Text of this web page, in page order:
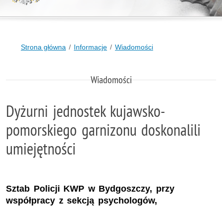
Strona główna Informacje Wiadomości
Wiadomości
Dyżurni jednostek kujawsko-
pomorskiego garnizonu doskonalili
umiejętności
Sztab Policji KWP w Bydgoszczy, przy
współpracy z sekcją psychologów,